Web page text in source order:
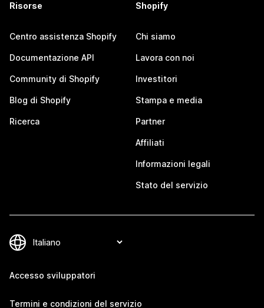
Risorse
Centro assistenza Shopify
Documentazione API
Community di Shopify
Blog di Shopify
Ricerca
Shopify
Chi siamo
Lavora con noi
Investitori
Stampa e media
Partner
Affiliati
Informazioni legali
Stato del servizio
Accesso sviluppatori
Termini e condizioni del servizio